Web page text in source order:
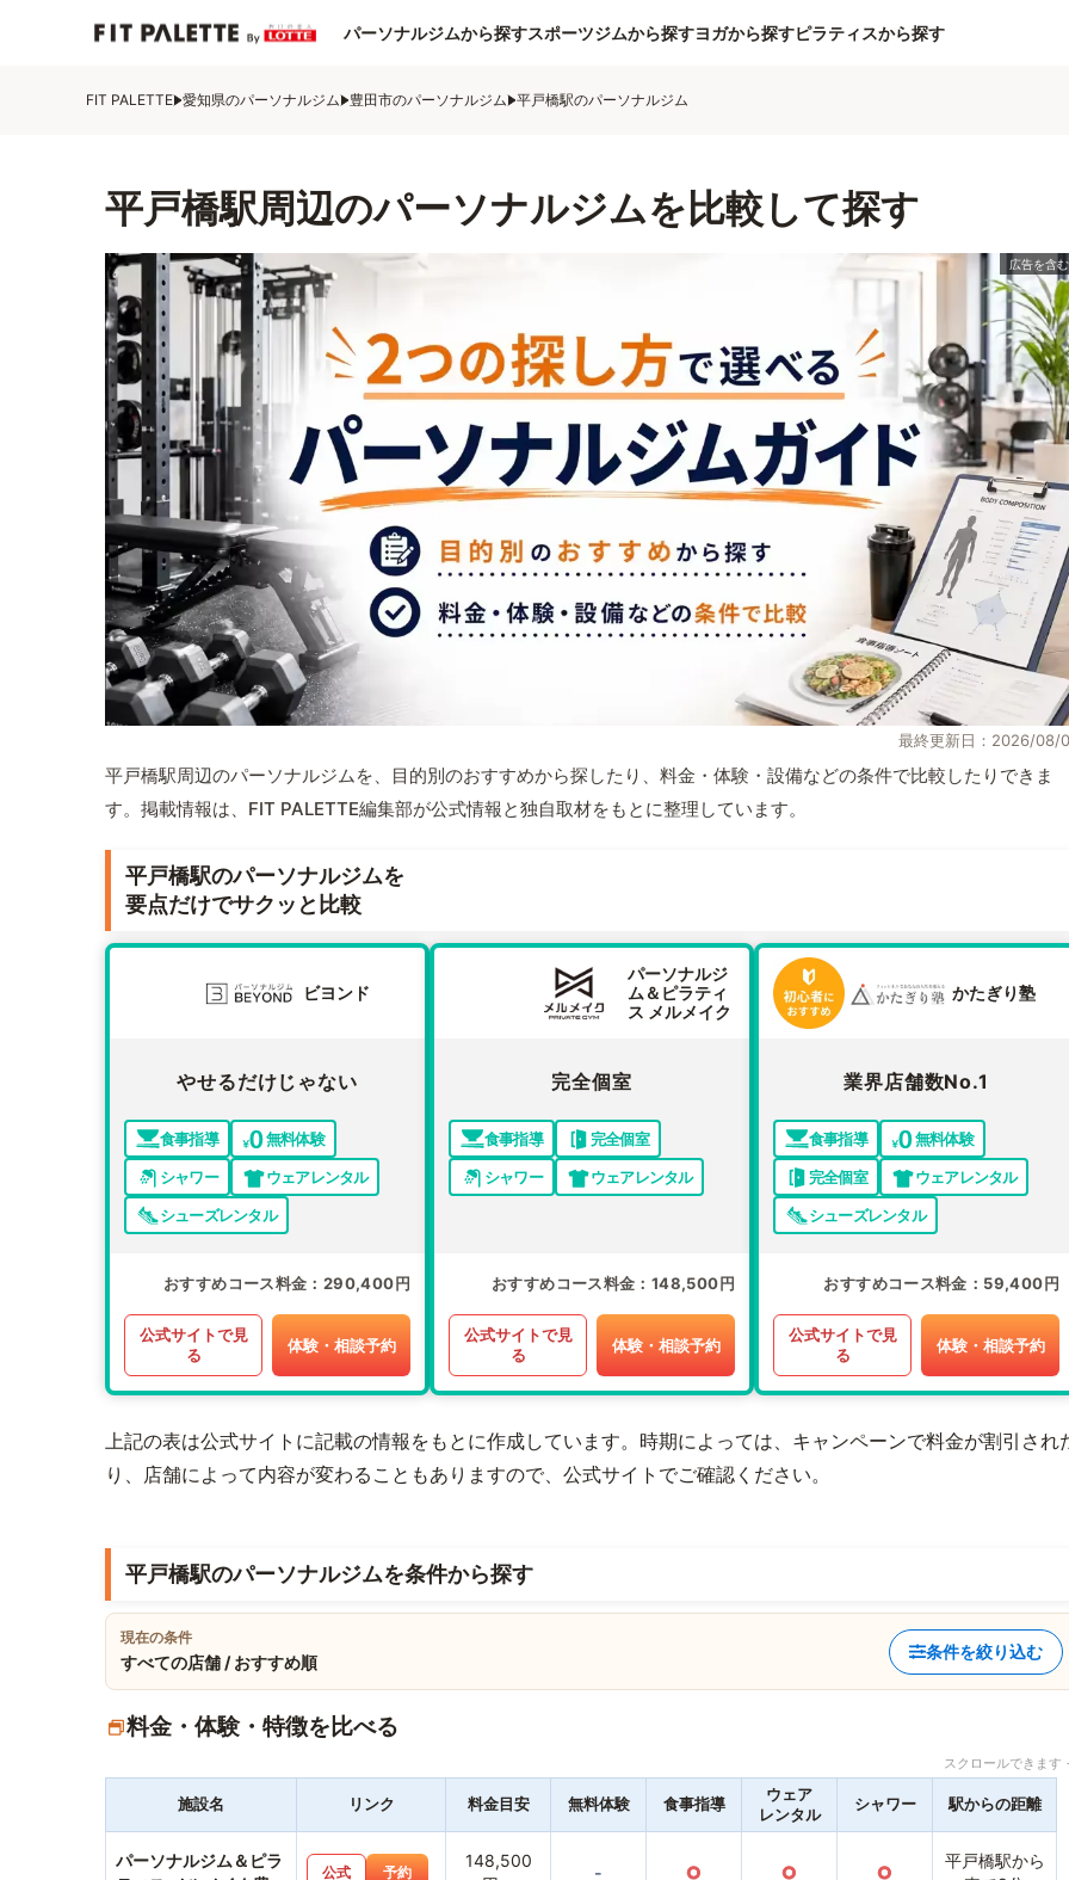
パーソナルジムから探すスポーツジムから探すヨガから探すピラティスから探す
FIT PALETTE 愛知県のパーソナルジム 豊田市のパーソナルジム 平戸橋駅のパーソナルジム
平戸橋駅周辺のパーソナルジムを比較して探す
最終更新日：2026/08/
平戸橋駅周辺のパーソナルジムを、目的別のおすすめから探したり、料金・体験・設備などの条件で比較したりできま
す。掲載情報は、FIT PALETTE編集部が公式情報と独自取材をもとに整理しています。
平戸橋駅のパーソナルジムを
要点だけでサクッと比較
ビヨンド
やせるだけじゃない
食事指導
無料体験
シャワー
ウェアレンタル
シューズレンタル
おすすめコース料金 290,400円
公式サイトで見
る
体験・相談予約
パーソナルジ
ム＆ピラティ
ス メルメイク
完全個室
食事指導
完全個室
シャワー
ウェアレンタル
おすすめコース料金 148,500円
公式サイトで見
る
体験・相談予約
かたぎり塾
業界店舗数No.1
食事指導
無料体験
完全個室
ウェアレンタル
シューズレンタル
おすすめコース料金 59,400円
公式サイトで見
る
体験・相談予約
上記の表は公式サイトに記載の情報をもとに作成しています。時期によっては、キャンペーンで料金が割引され
り、店舗によって内容が変わることもありますので、公式サイトでご確認ください。
平戸橋駅のパーソナルジムを条件から探す
現在の条件
すべての店舗 / おすすめ順
条件を絞り込む
料金・体験・特徴を比べる
スクロールできま
施設名 リンク 料金目安 無料体験 食事指導
ウェア
レンタル
シャワー 駅からの距離
パーソナルジム＆ピラ
公式 予約
148,500
- ○ ○ ○
平戸橋駅から